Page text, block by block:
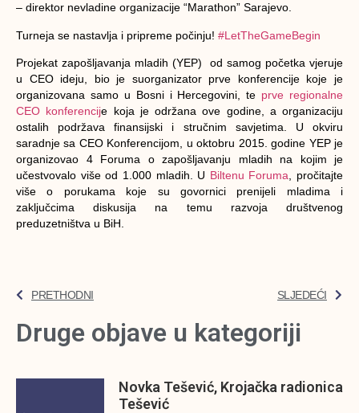
– direktor nevladine organizacije “Marathon” Sarajevo.
Turneja se nastavlja i pripreme počinju! ‪#‎LetTheGameBegin‬
Projekat zapošljavanja mladih (YEP) od samog početka vjeruje
u CEO ideju, bio je suorganizator prve konferencije koje je
organizovana samo u Bosni i Hercegovini, te prve regionalne
CEO konferencije koja je održana ove godine, a organizaciju
ostalih podržava finansijski i stručnim savjetima. U okviru
saradnje sa CEO Konferencijom, u oktobru 2015. godine YEP je
organizovao 4 Foruma o zapošljavanju mladih na kojim je
učestvovalo više od 1.000 mladih. U Biltenu Foruma , pročitajte
više o porukama koje su govornici prenijeli mladima i
zaključcima diskusija na temu razvoja društvenog
preduzetništva u BiH.
PRETHODNI SLJEDEĆI
Druge objave u kategoriji
Novka Tešević, Krojačka radionica
Tešević